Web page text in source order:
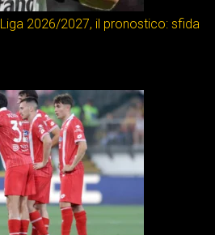
2026/2027, il pronostico: sfida